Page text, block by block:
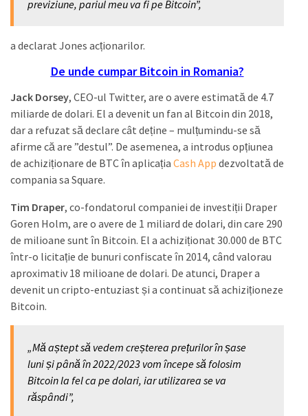
previziune, pariul meu va fi pe Bitcoin”,
a declarat Jones acționarilor.
De unde cumpar Bitcoin in Romania?
Jack Dorsey, CEO-ul Twitter, are o avere estimată de 4.7
miliarde de dolari. El a devenit un fan al Bitcoin din 2018,
dar a refuzat să declare cât deține – mulțumindu-se să
afirme că are ”destul”. De asemenea, a introdus opțiunea
de achiziționare de BTC în aplicația Cash App dezvoltată de
compania sa Square.
Tim Draper, co-fondatorul companiei de investiții Draper
Goren Holm, are o avere de 1 miliard de dolari, din care 290
de milioane sunt în Bitcoin. El a achiziționat 30.000 de BTC
într-o licitație de bunuri confiscate în 2014, când valorau
aproximativ 18 milioane de dolari. De atunci, Draper a
devenit un cripto-entuziast și a continuat să achiziționeze
Bitcoin.
„Mă aștept să vedem creșterea prețurilor în șase
luni și până în 2022/2023 vom începe să folosim
Bitcoin la fel ca pe dolari, iar utilizarea se va
răspândi”,